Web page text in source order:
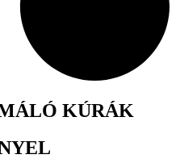
KÚRÁK